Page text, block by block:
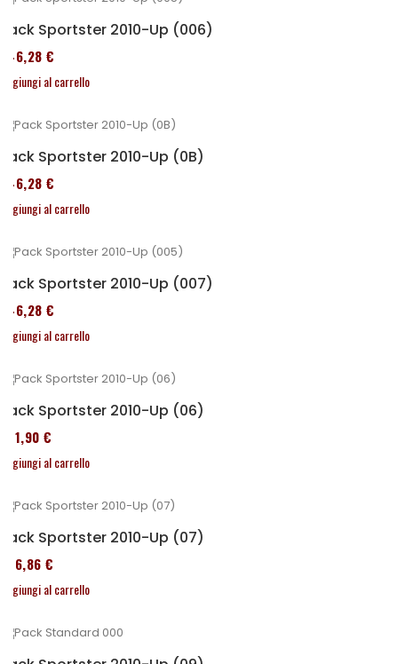
Pack Sportster 2010-Up (006)
246,28 €
Aggiungi al carrello
Pack Sportster 2010-Up (0B)
246,28 €
Aggiungi al carrello
Pack Sportster 2010-Up (007)
246,28 €
Aggiungi al carrello
Pack Sportster 2010-Up (06)
371,90 €
Aggiungi al carrello
Pack Sportster 2010-Up (07)
276,86 €
Aggiungi al carrello